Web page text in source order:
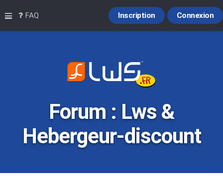
Raccourcis
FAQ Connexion
Inscription
Forum : Lws &
Hebergeur-discount